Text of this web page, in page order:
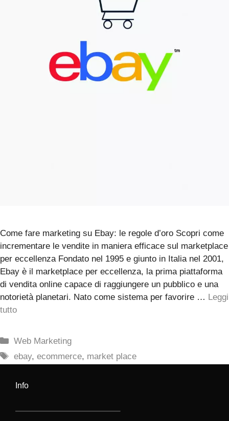
Come fare marketing su Ebay: le regole d’oro Scopri come
incrementare le vendite in maniera efficace sul marketplace
per eccellenza Fondato nel 1995 e giunto in Italia nel 2001,
Ebay è il marketplace per eccellenza, la prima piattaforma
di vendita online capace di raggiungere un pubblico e una
notorietà planetari. Nato come sistema per favorire … Leggi
tutto
Categorie
Web Marketing
Tag
ebay,ecommerce, market place
Info